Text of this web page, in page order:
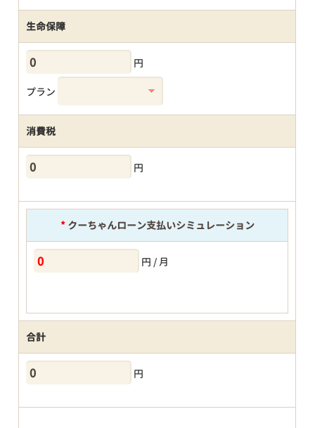
生命保障
円
プラン
消費税
円
*クーちゃんローン支払いシミュレーション
円 / 月
合計
円